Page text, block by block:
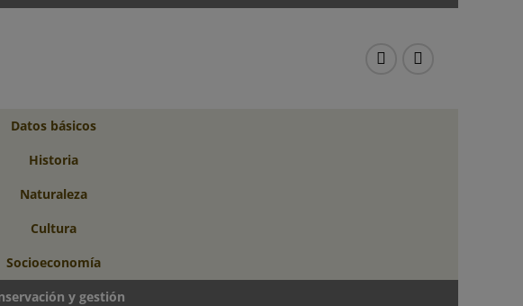
InstagramFacebook
Datos básicos
Historia
Naturaleza
Cultura
Socioeconomía
y gestión